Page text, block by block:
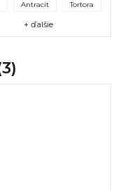
vhodná do interiéru
Antracit Tortora
+ ďalšie